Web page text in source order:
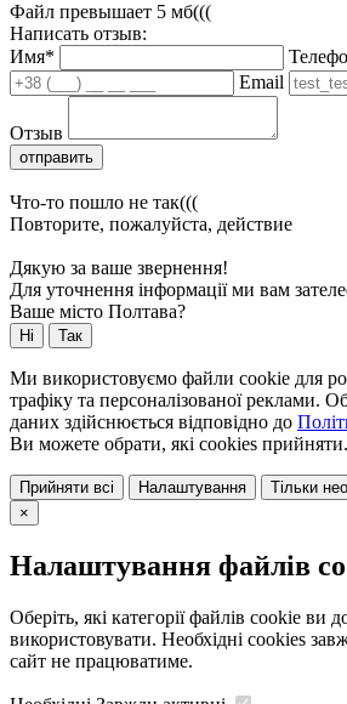
Файл превышает 5 мб(((
Написать отзыв:
Имя*
Email
Отзыв
отправить
Что-то пошло не так(((
Повторите, пожалуйста, действие
Дякую за ваше звернення!
Для уточнення інформації ми вам
Ваше місто Полтава?
Ні Так
Ми використовуємо файли cookie для
трафіку та персоналізованої реклами.
даних здійснюється відповідно до
Ви можете обрати, які cookies прийняти.
Прийняти всі Налаштування
Тільки
×
Налаштування файлів
Оберіть, які категорії файлів cookie ви
використовувати. Необхідні cookies
сайт не працюватиме.